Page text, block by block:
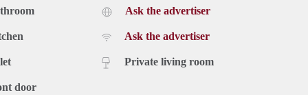
door
Ask the advertiser
Ask the advertiser
Private living room